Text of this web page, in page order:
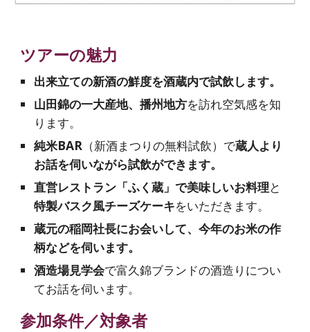
ツアーの魅力
出来立ての新酒の鮮度を酒蔵内で試飲します。
山田錦の一大産地、播州地方を訪れ空気感を知
ります。
純米BAR （新酒まつりの無料試飲）で蔵人より
お話を伺いながら試飲ができます。
直営レストラン「ふく蔵」で美味しいお料理と
特製バスク風チーズケーキをいただきます。
蔵元の稲岡社長にお会いして、今年のお米の作
柄などを伺います。
酒造場見学会で富久錦ブランドの酒造りについ
てお話を伺います。
参加条件／対象者